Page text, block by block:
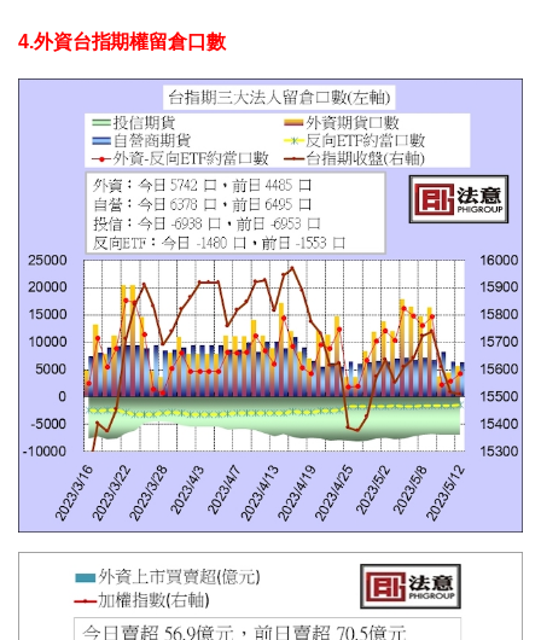
4.外資台指期權留倉口數